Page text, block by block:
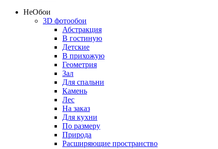
НеОбои
3D фотообои
Абстракция
В гостиную
Детские
В прихожую
Геометрия
Зал
Для спальни
Камень
Лес
На заказ
Для кухни
По размеру
Природа
Расширяющие пространство